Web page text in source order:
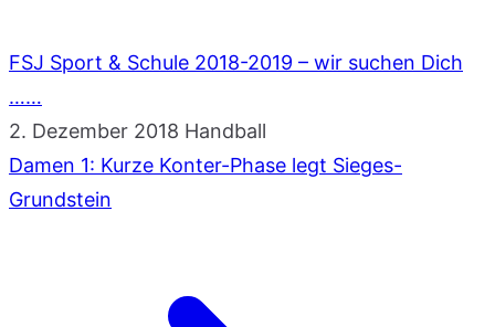
FSJ Sport & Schule 2018-2019 – wir suchen Dich
……
2. Dezember 2018 Handball
Damen 1: Kurze Konter-Phase legt Sieges-
Grundstein